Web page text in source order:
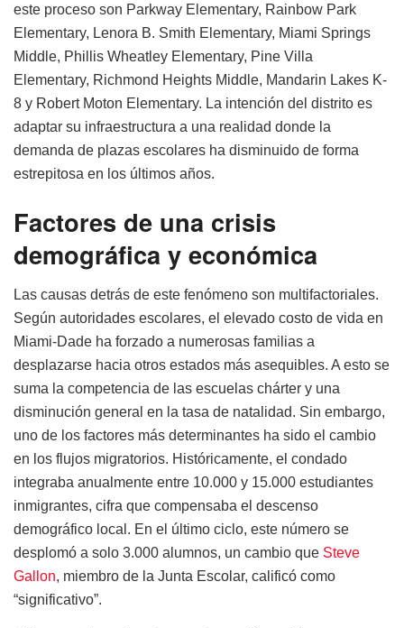
este proceso son Parkway Elementary, Rainbow Park
Elementary, Lenora B. Smith Elementary, Miami Springs
Middle, Phillis Wheatley Elementary, Pine Villa
Elementary, Richmond Heights Middle, Mandarin Lakes K-
8 y Robert Moton Elementary. La intención del distrito es
adaptar su infraestructura a una realidad donde la
demanda de plazas escolares ha disminuido de forma
estrepitosa en los últimos años.
Factores de una crisis
demográfica y económica
Las causas detrás de este fenómeno son multifactoriales.
Según autoridades escolares, el elevado costo de vida en
Miami-Dade ha forzado a numerosas familias a
desplazarse hacia otros estados más asequibles. A esto se
suma la competencia de las escuelas chárter y una
disminución general en la tasa de natalidad. Sin embargo,
uno de los factores más determinantes ha sido el cambio
en los flujos migratorios. Históricamente, el condado
integraba anualmente entre 10.000 y 15.000 estudiantes
inmigrantes, cifra que compensaba el descenso
demográfico local. En el último ciclo, este número se
desplomó a solo 3.000 alumnos, un cambio que Steve
Gallon, miembro de la Junta Escolar, calificó como
“significativo”.